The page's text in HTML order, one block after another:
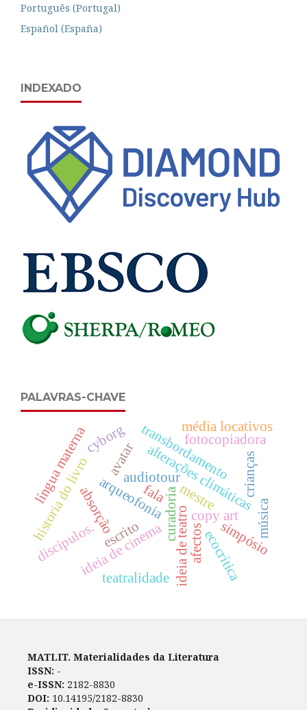
Português (Portugal)
Español (España)
INDEXADO
PALAVRAS-CHAVE
escrito
arqueofoniacuradoria
alterações climáticas
audiotour
ideia de teatro
ideia de cinema
absorção
teatralidade
transbordamento
historia do livro avatar
cyborg fotocopiadora
copy art
média locativos
crianças
ecocrítica
simpósio
língua materna
afectos
mestre
discípulos.
música
fala
MATLIT. Materialidades da Literatura
ISSN: -
e-ISSN: 2182-8830
DOI: 10.14195/2182-8830